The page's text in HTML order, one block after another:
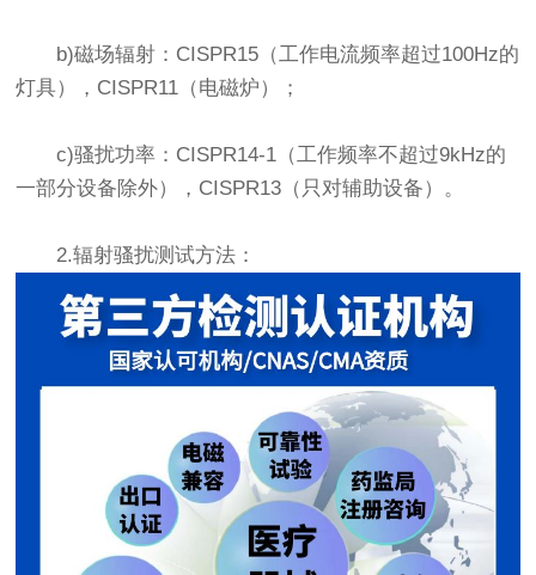
b)磁场辐射：CISPR15（工作电流频率超过100Hz的
灯具），CISPR11（电磁炉）；
c)骚扰功率：CISPR14-1（工作频率不超过9kHz的
一部分设备除外），CISPR13（只对辅助设备）。
2.辐射骚扰测试方法：